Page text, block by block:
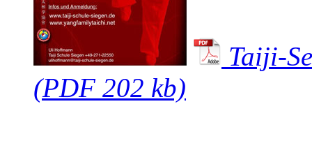
Taiji-
(PDF 202 kb)